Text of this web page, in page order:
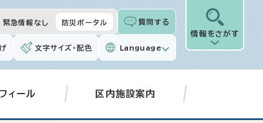
緊急情報なし 防災ポータル 質問する
文字サイズ・配色 Language
情報をさがす
ィール 区内施設案内